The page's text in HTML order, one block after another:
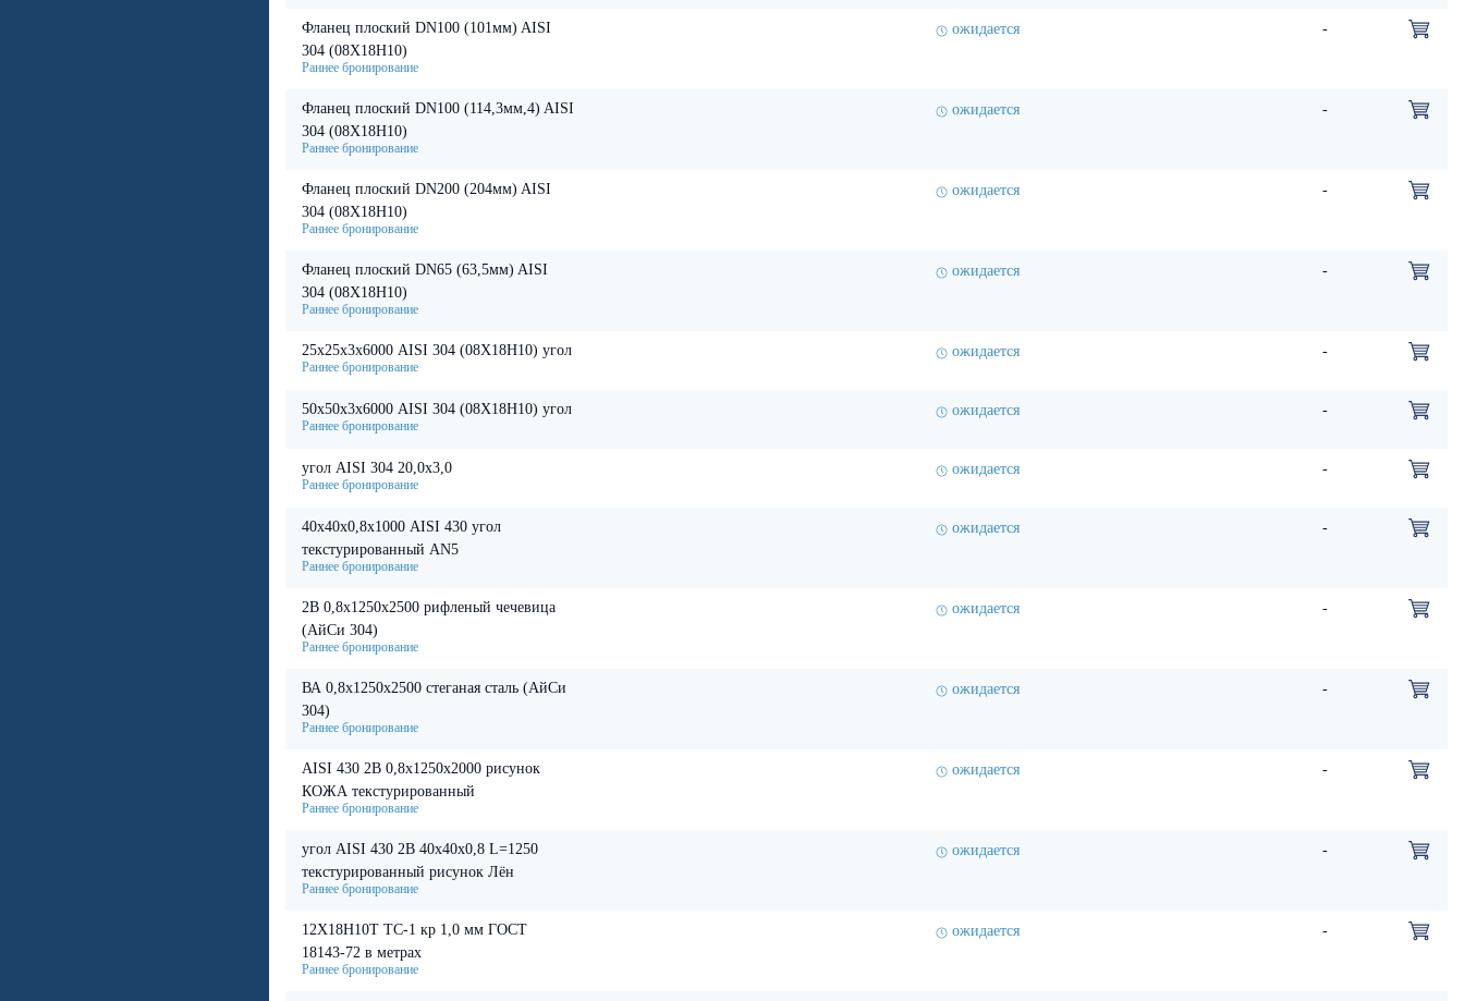
Фланец плоский DN100 (101мм) AISI
304 (08X18H10)
ожидается -
Фланец плоский DN100 (114,3мм,4) AISI
304 (08X18H10)
ожидается -
Фланец плоский DN200 (204мм) AISI
304 (08X18H10)
ожидается -
Фланец плоский DN65 (63,5мм) AISI
304 (08X18H10)
ожидается -
25х25х3х6000 AISI 304 (08Х18Н10) угол ожидается -
50х50х3х6000 AISI 304 (08Х18Н10) угол ожидается -
угол AISI 304 20,0х3,0 ожидается -
40х40х0,8х1000 AISI 430 угол
текстурированный AN5
ожидается -
2В 0,8х1250х2500 рифленый чечевица
(АйСи 304)
ожидается -
ВА 0,8х1250х2500 стеганая сталь (АйСи
304)
ожидается -
AISI 430 2В 0,8х1250х2000 рисунок
КОЖА текстурированный
ожидается -
угол AISI 430 2В 40х40х0,8 L=1250
текстурированный рисунок Лён
ожидается -
12Х18Н10Т ТС-1 кр 1,0 мм ГОСТ
18143-72 в метрах
ожидается -